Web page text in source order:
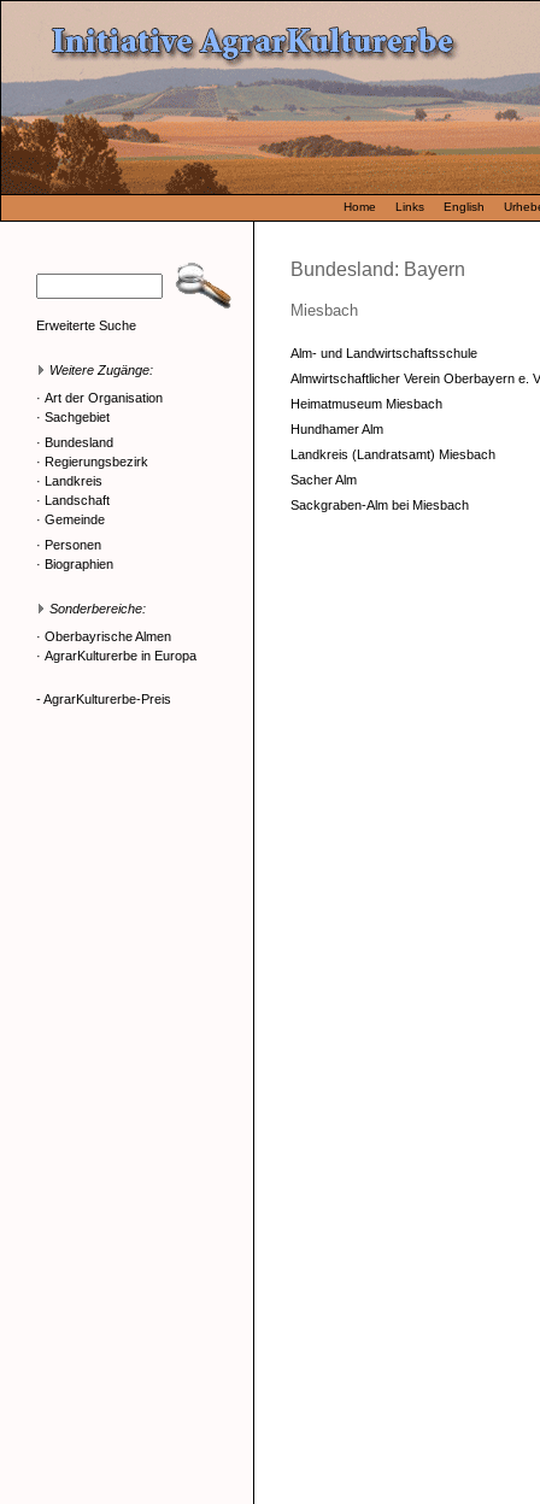
Home Links English
Erweiterte Suche
Weitere Zugänge:
· Art der Organisation
· Sachgebiet
· Bundesland
· Regierungsbezirk
· Landkreis
· Landschaft
· Gemeinde
· Personen
· Biographien
Sonderbereiche:
· Oberbayrische Almen
· AgrarKulturerbe in Europa
- AgrarKulturerbe-Preis
Bundesland: Bayern
Miesbach
Alm- und Landwirtschaftsschule
Almwirtschaftlicher Verein Oberbayern e.
Heimatmuseum Miesbach
Hundhamer Alm
Landkreis (Landratsamt) Miesbach
Sacher Alm
Sackgraben-Alm bei Miesbach